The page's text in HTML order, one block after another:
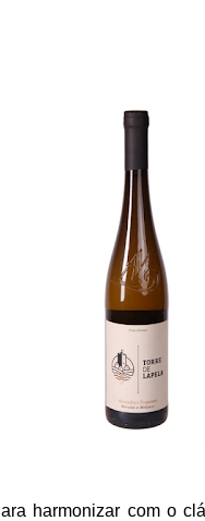
harmonizar com o